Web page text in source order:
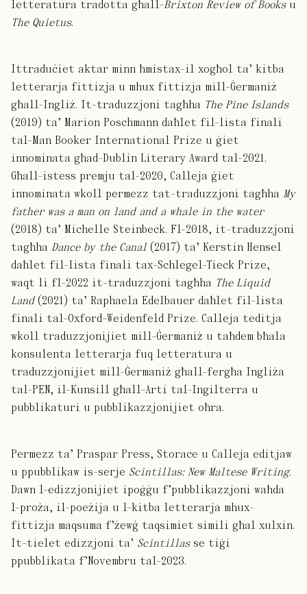
letteratura tradotta għall-Brixton Review of Booksu
The Quietus.
Ittraduċiet aktar minn ħmistax-il xogħol ta’ kitba
letterarja fittizja u mhux fittizja mill-Ġermaniż
għall-Ingliż. It-traduzzjoni tagħha The Pine Islands
(2019) ta’ Marion Poschmann daħlet fil-lista finali
tal-Man Booker International Prize u ġiet
innominata għad-Dublin Literary Award tal-2021.
Għall-istess premju tal-2020, Calleja ġiet
innominata wkoll permezz tat-traduzzjoni tagħha My
father was a man on land and a whale in the water
(2018) ta’ Michelle Steinbeck. Fl-2018, it-traduzzjoni
tagħha Dance by the Canal (2017) ta’ Kerstin Hensel
daħlet fil-lista finali tax-Schlegel-Tieck Prize,
waqt li fl-2022 it-traduzzjoni tagħha The Liquid
Land(2021) ta’ Raphaela Edelbauer daħlet fil-lista
finali tal-Oxford-Weidenfeld Prize. Calleja teditja
wkoll traduzzjonijiet mill-Ġermaniż u taħdem bħala
konsulenta letterarja fuq letteratura u
traduzzjonijiet mill-Ġermaniż għall-fergħa Ingliża
tal-PEN, il-Kunsill għall-Arti tal-Ingilterra u
pubblikaturi u pubblikazzjonijiet oħra.
Permezz ta’ Praspar Press, Storace u Calleja editjaw
u ppubblikaw is-serje Scintillas: New Maltese Writing.
Dawn l-edizzjonijiet ipoġġu f’pubblikazzjoni waħda
l-proża, il-poeżija u l-kitba letterarja mhux-
fittizja maqsuma f’żewġ taqsimiet simili għal xulxin.
It-tielet edizzjoni ta’ Scintillasse tiġi
ppubblikata f’Novembru tal-2023.